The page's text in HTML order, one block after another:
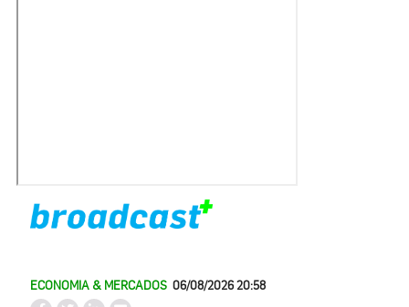
ECONOMIA & MERCADOS 06/08/2026 20:58